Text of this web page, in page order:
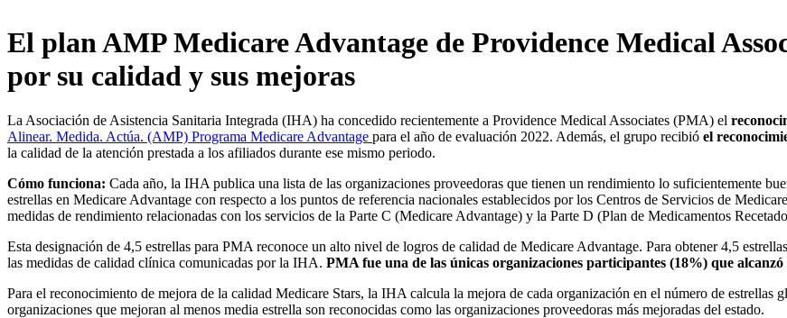
El plan AMP Medicare Advantage de Providence Medical
por su calidad y sus mejoras
La Asociación de Asistencia Sanitaria Integrada (IHA) ha concedido recientemente a Providence Medical Associates (PMA) el
Alinear. Medida. Actúa. (AMP) Programa Medicare Advantage para el año de evaluación 2022. Además, el grupo recibió el
la calidad de la atención prestada a los afiliados durante ese mismo periodo.
Cómo funciona: Cada año, la IHA publica una lista de las organizaciones proveedoras que tienen un rendimiento lo suficientemente
estrellas en Medicare Advantage con respecto a los puntos de referencia nacionales establecidos por los Centros de Servicios de
medidas de rendimiento relacionadas con los servicios de la Parte C (Medicare Advantage) y la Parte D (Plan de Medicamentos
Esta designación de 4,5 estrellas para PMA reconoce un alto nivel de logros de calidad de Medicare Advantage. Para obtener 4,5
las medidas de calidad clínica comunicadas por la IHA. PMA fue una de las únicas organizaciones participantes (18%) que
Para el reconocimiento de mejora de la calidad Medicare Stars, la IHA calcula la mejora de cada organización en el número de estrellas
organizaciones que mejoran al menos media estrella son reconocidas como las organizaciones proveedoras más mejoradas del estado.